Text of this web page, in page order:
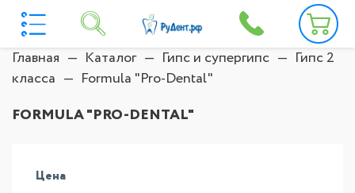
Главная Каталог Гипс и супергипс
Гипс 2
класса
Formula "Pro-Dental"
FORMULA "PRO-DENTAL"
Цена